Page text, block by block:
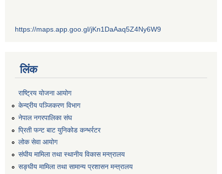
https://maps.app.goo.gl/jKn1DaAaq5Z4Ny6W9
लिंक
राष्ट्रिय योजना आयोग
केन्द्रीय पञ्जिकरण विभाग
नेपाल नगरपालिका संघ
प्रिती फन्ट बाट युनिकोड कन्भर्रटर
लोक सेवा आयोग
संघीय मामिला तथा स्थानीय विकास मन्त्रालय
सङ्घीय मामिला तथा सामान्य प्रशासन मन्त्रालय